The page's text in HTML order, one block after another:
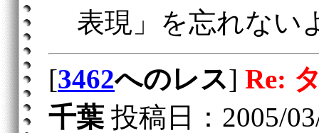
表現」を忘れない
[3462へのレス] Re:
千葉 投稿日：2005/